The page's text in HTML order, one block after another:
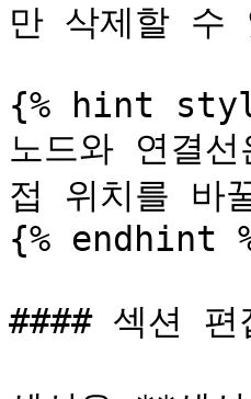
만 삭제할 수
{% hint
노드와 연결
접 위치를 바
{% endhint
#### 섹션 편